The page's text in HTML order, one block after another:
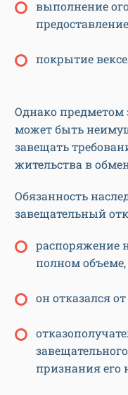
выполнение
покрытие
Однако предметом
может быть
завещать
жительства в
Обязанность
завещательный
распоряжение
полном объеме,
он отказался
признания его